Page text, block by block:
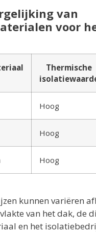
van
voor
Thermische
Hoog
Hoog
Hoog
kunnen variëren
van het dak, de
en het